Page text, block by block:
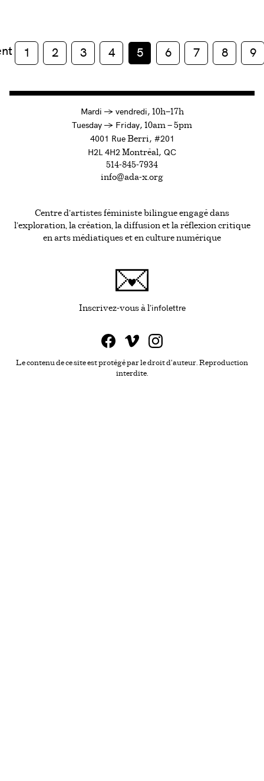
1 2 3 4 5 6 7 8 9
Mardi →à
vendredi, 10h—17h
Tuesday →toFriday, 10am — 5pm
4001 RueBerri, #201
H2L 4H2 Montréal, QC
514-845-7934
info@ada-x.org
Centre d’artistes féministe bilingue engagé dans
l’exploration, la création, la diffusion et la réflexion critique
en arts médiatiques et en culture numérique
Inscrivez-vous à l'infolettreCe lien s'ouvrira
Le contenu de ce site est protégé par le droit d'auteur. Reproduction
interdite.